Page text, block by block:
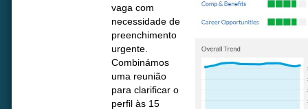
vaga com
necessidade de
preenchimento
urgente.
Combinámos
uma reunião
para clarificar o
perfil às 15